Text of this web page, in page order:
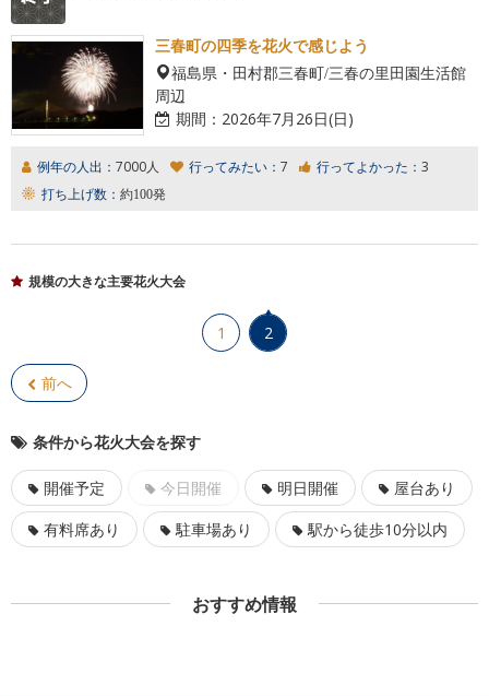
三春町の四季を花火で感じよう
福島県・田村郡三春町/三春の里田園生活館
周辺
期間： 2026年7月26日(日)
例年の人出： 7000人 行ってみたい： 7 行ってよかった： 3
打ち上げ数： 約100発
規模の大きな主要花火大会
前へ
1 2
条件から花火大会を探す
開催予定 今日開催 明日開催
屋台あり
有料席あり
駐車場あり 駅から徒歩10分以内
おすすめ情報